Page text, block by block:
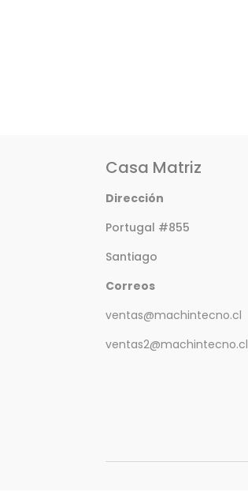
Casa Matriz
Dirección
Portugal #855
Santiago
Correos
ventas@machintecno.cl
ventas2@machintecno.cl